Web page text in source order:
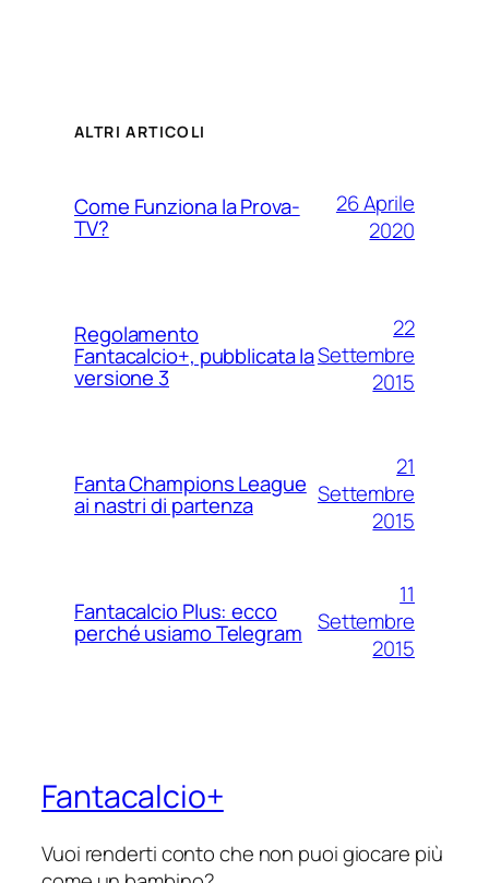
ALTRI ARTICOLI
Come Funziona la Prova-
TV?
26 Aprile
2020
Regolamento
Fantacalcio+, pubblicata la
versione 3
22
Settembre
2015
Fanta Champions League
ai nastri di partenza
21
Settembre
2015
Fantacalcio Plus: ecco
perché usiamo Telegram
11
Settembre
2015
Fantacalcio+
Vuoi renderti conto che non puoi giocare più